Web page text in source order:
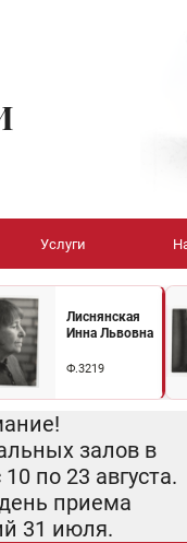
Услуги
Лиснянская
Инна Львовна
Ф.3219
залов в
по 23 августа.
приема
31 июля.